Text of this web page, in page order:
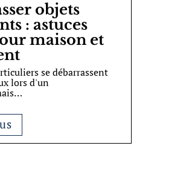
objets
: astuces
maison et
se débarrassent
lors d'un
…